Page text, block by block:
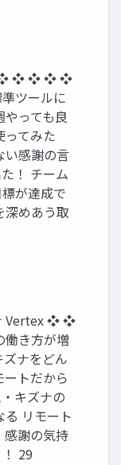
❖ ❖ ❖ ❖ ❖
ツールに
やっても良
ってみた
い感謝の言
！ チーム
が達成で
深めあう取
Vertex ❖ ❖
き方が増
ナをどん
ートだから
キズナの
る リモート
感謝の気持
29